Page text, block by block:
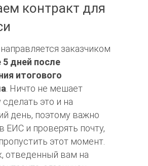
контракт для
заказчиком
5 дней после
итогового
. Ничто не мешает
сделать это и на
день, поэтому важно
ЕИС и проверять почту,
этот момент.
отведенный вам на